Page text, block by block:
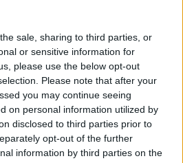
sale, sharing to third parties, or
or sensitive information for
please use the below opt-out
Please note that after your
you may continue seeing
on personal information utilized by
disclosed to third parties prior to
opt-out of the further
information by third parties on the
Неговите продори од
мора за противничките
нешто што ретко
– национален херој и
исто време. Капитенот на
цел континент, а
професионализам и
еден од најомилените